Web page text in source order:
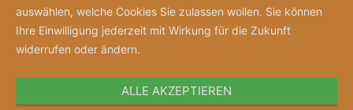
auswählen, welche Cookies Sie zulassen wollen. Sie können
Ihre Einwilligung jederzeit mit Wirkung für die Zukunft
widerrufen oder ändern.
ALLE AKZEPTIEREN